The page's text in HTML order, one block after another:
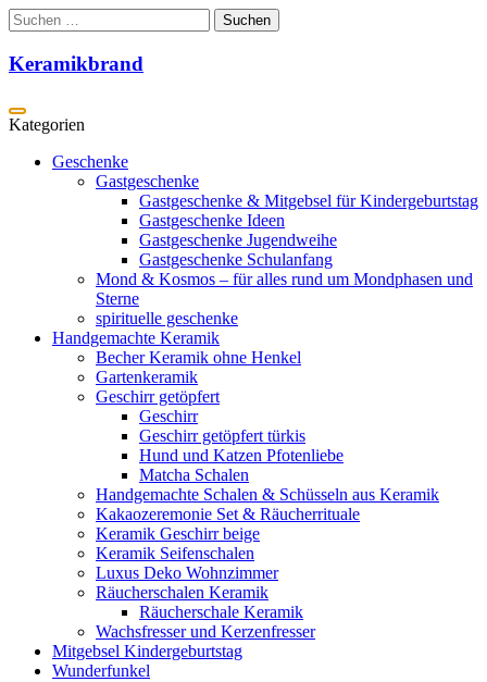
Zum
Inhalt
springen
Suchen
nach:
Keramikbrand
Geschenke
Gastgeschenke
Gastgeschenke & Mitgebsel für Kindergeburtstag
Gastgeschenke Ideen
Gastgeschenke Jugendweihe
Gastgeschenke Schulanfang
Mond & Kosmos – für alles rund um Mondphasen und
Sterne
spirituelle geschenke
Handgemachte Keramik
Becher Keramik ohne Henkel
Gartenkeramik
Geschirr getöpfert
Geschirr
Geschirr getöpfert türkis
Hund und Katzen Pfotenliebe
Matcha Schalen
Handgemachte Schalen & Schüsseln aus Keramik
Kakaozeremonie Set & Räucherrituale
Keramik Geschirr beige
Keramik Seifenschalen
Luxus Deko Wohnzimmer
Räucherschalen Keramik
Räucherschale Keramik
Wachsfresser und Kerzenfresser
Mitgebsel Kindergeburtstag
Wunderfunkel